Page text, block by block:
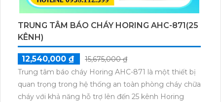
TRUNG TÂM BÁO CHÁY HORING AHC-871(25
KÊNH)
12,540,000 ₫
15,675,000 ₫
Trung tâm báo cháy Horing AHC-871 là một thiết bị
quan trọng trong hệ thống an toàn phòng cháy chữa
cháy với khả năng hỗ trợ lên đến 25 kênh Horing